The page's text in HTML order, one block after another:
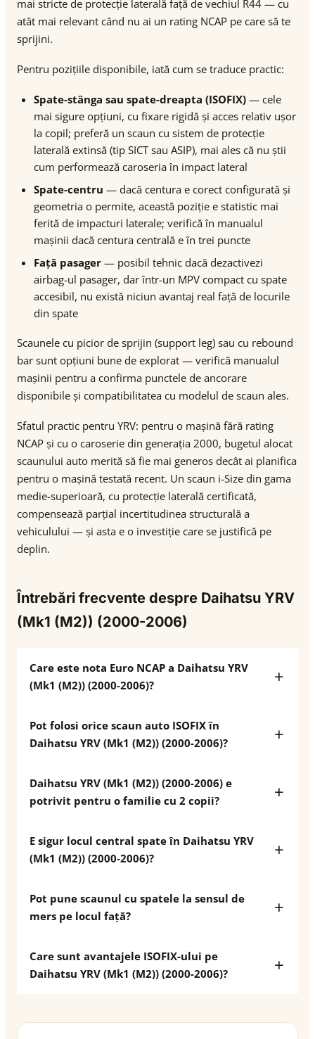
mai stricte de protecție laterală față de vechiul R44 — cu
atât mai relevant când nu ai un rating NCAP pe care să te
sprijini.
Pentru pozițiile disponibile, iată cum se traduce practic:
Spate-stânga sau spate-dreapta (ISOFIX) — cele
mai sigure opțiuni, cu fixare rigidă și acces relativ ușor
la copil; preferă un scaun cu sistem de protecție
laterală extinsă (tip SICT sau ASIP), mai ales că nu știi
cum performează caroseria în impact lateral
Spate-centru — dacă centura e corect configurată și
geometria o permite, această poziție e statistic mai
ferită de impacturi laterale; verifică în manualul
mașinii dacă centura centrală e în trei puncte
Față pasager — posibil tehnic dacă dezactivezi
airbag-ul pasager, dar într-un MPV compact cu spate
accesibil, nu există niciun avantaj real față de locurile
din spate
Scaunele cu picior de sprijin (support leg) sau cu rebound
bar sunt opțiuni bune de explorat — verifică manualul
mașinii pentru a confirma punctele de ancorare
disponibile și compatibilitatea cu modelul de scaun ales.
Sfatul practic pentru YRV: pentru o mașină fără rating
NCAP și cu o caroserie din generația 2000, bugetul alocat
scaunului auto merită să fie mai generos decât ai planifica
pentru o mașină testată recent. Un scaun i-Size din gama
medie-superioară, cu protecție laterală certificată,
compensează parțial incertitudinea structurală a
vehiculului — și asta e o investiție care se justifică pe
deplin.
Întrebări frecvente despre Daihatsu YRV
(Mk1 (M2)) (2000-2006)
Care este nota Euro NCAP a Daihatsu YRV
(Mk1 (M2)) (2000-2006)?
Pot folosi orice scaun auto ISOFIX în
Daihatsu YRV (Mk1 (M2)) (2000-2006)?
Daihatsu YRV (Mk1 (M2)) (2000-2006) e
potrivit pentru o familie cu 2 copii?
E sigur locul central spate în Daihatsu YRV
(Mk1 (M2)) (2000-2006)?
Pot pune scaunul cu spatele la sensul de
mers pe locul față?
Care sunt avantajele ISOFIX-ului pe
Daihatsu YRV (Mk1 (M2)) (2000-2006)?